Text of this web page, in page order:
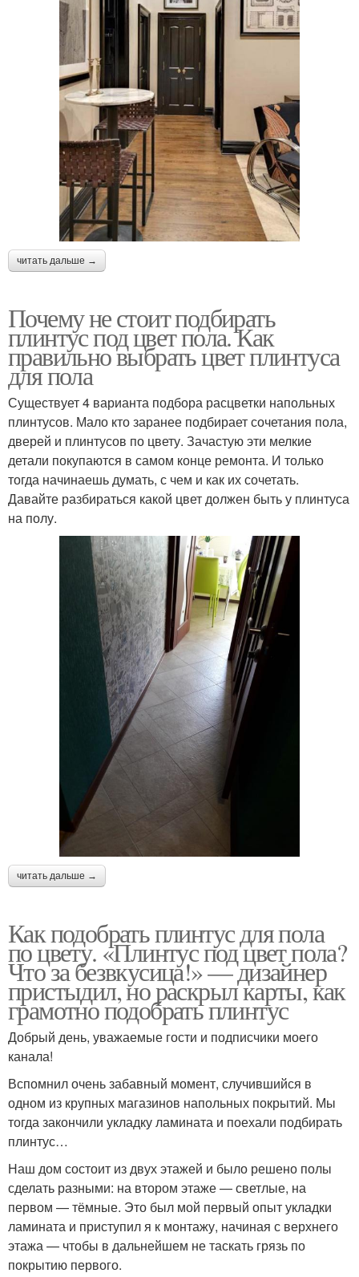
читать дальше →
Почему не стоит подбирать
плинтус под цвет пола. Как
правильно выбрать цвет плинтуса
для пола
Существует 4 варианта подбора расцветки напольных
плинтусов. Мало кто заранее подбирает сочетания пола,
дверей и плинтусов по цвету. Зачастую эти мелкие
детали покупаются в самом конце ремонта. И только
тогда начинаешь думать, с чем и как их сочетать.
Давайте разбираться какой цвет должен быть у плинтуса
на полу.
читать дальше →
Как подобрать плинтус для пола
по цвету. «Плинтус под цвет пола?
Что за безвкусица!» — дизайнер
пристыдил, но раскрыл карты, как
грамотно подобрать плинтус
Добрый день, уважаемые гости и подписчики моего
канала!
Вспомнил очень забавный момент, случившийся в
одном из крупных магазинов напольных покрытий. Мы
тогда закончили укладку ламината и поехали подбирать
плинтус…
Наш дом состоит из двух этажей и было решено полы
сделать разными: на втором этаже — светлые, на
первом — тёмные. Это был мой первый опыт укладки
ламината и приступил я к монтажу, начиная с верхнего
этажа — чтобы в дальнейшем не таскать грязь по
покрытию первого.